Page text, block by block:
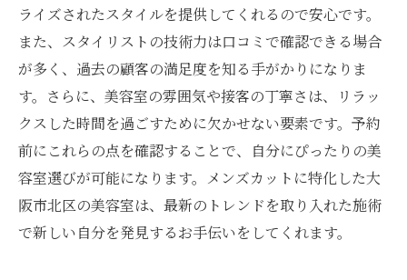
ライズされたスタイルを提供してくれるので安心です。
また、スタイリストの技術力は口コミで確認できる場合
が多く、過去の顧客の満足度を知る手がかりになりま
す。さらに、美容室の雰囲気や接客の丁寧さは、リラッ
クスした時間を過ごすために欠かせない要素です。予約
前にこれらの点を確認することで、自分にぴったりの美
容室選びが可能になります。メンズカットに特化した大
阪市北区の美容室は、最新のトレンドを取り入れた施術
で新しい自分を発見するお手伝いをしてくれます。